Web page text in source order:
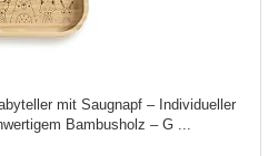
mit Saugnapf – Individueller
Bambusholz – G ...